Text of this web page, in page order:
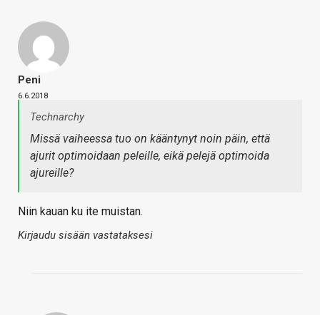
Peni
6.6.2018
Technarchy
Missä vaiheessa tuo on kääntynyt noin päin, että
ajurit optimoidaan peleille, eikä pelejä optimoida
ajureille?
Niin kauan ku ite muistan.
Kirjaudu sisään vastataksesi